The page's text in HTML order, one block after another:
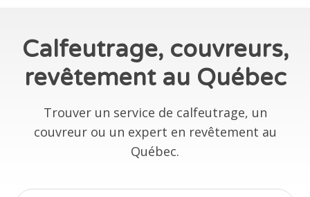
Calfeutrage, couvreurs,
revêtement au Québec
Trouver un service de calfeutrage, un
couvreur ou un expert en revêtement au
Québec.